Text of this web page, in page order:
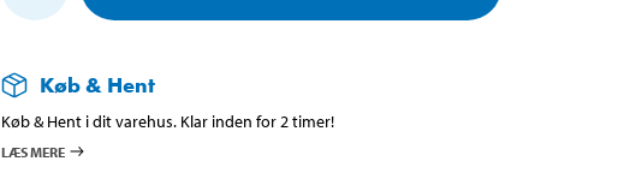
Køb & Hent
Køb & Hent i dit varehus. Klar inden for 2 timer!
LÆS MERE